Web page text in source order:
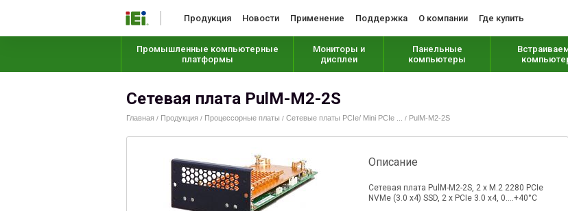
Продукция Новости Применение Поддержка О компании Где купить
Промышленные компьютерные
платформы
Мониторы и
дисплеи
Панельные
компьютеры
Сетевая плата PulM-M2-2S
Главная / Продукция / Процессорные платы / Сетевые платы PCIe/ Mini PCIe ... / PulM-M2-2S
Описание
Сетевая плата PulM-M2-2S, 2 х M.2 2280 PCIe
NVMe (3.0 x4) SSD, 2 х PCIe 3.0 x4, 0....+40°C